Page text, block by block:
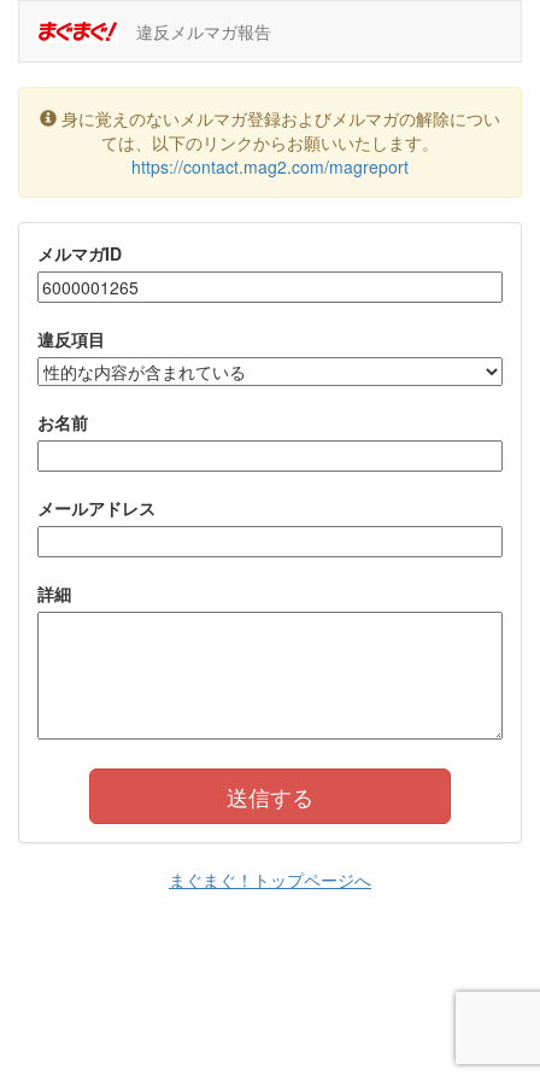
違反メルマガ報告
身に覚えのないメルマガ登録およびメルマガの解除につい
ては、以下のリンクからお願いいたします。
https://contact.mag2.com/magreport
メルマガID
違反項目
お名前
メールアドレス
詳細
まぐまぐ！トップページへ